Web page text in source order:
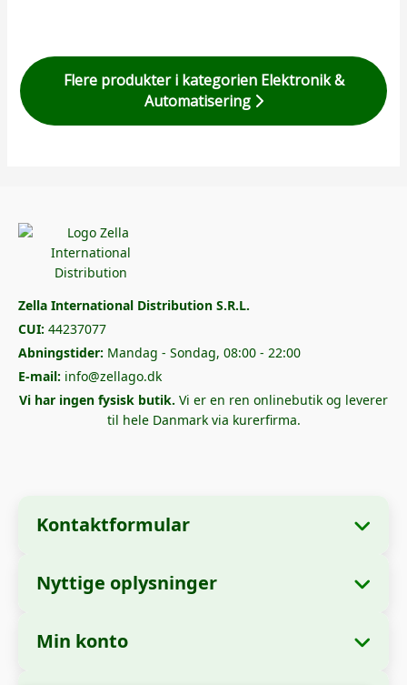
Flere produkter i kategorien Elektronik &
Automatisering
Zella International Distribution S.R.L.
CUI: 44237077
Abningstider: Mandag - Sondag, 08:00 - 22:00
E-mail: info@zellago.dk
Vi har ingen fysisk butik. Vi er en ren onlinebutik og leverer
til hele Danmark via kurerfirma.
Kontaktformular
Virksomhedsoplysninger
Virksomhedsnavn:
Distribution S.R.L.
Nyttige oplysninger
Min konto